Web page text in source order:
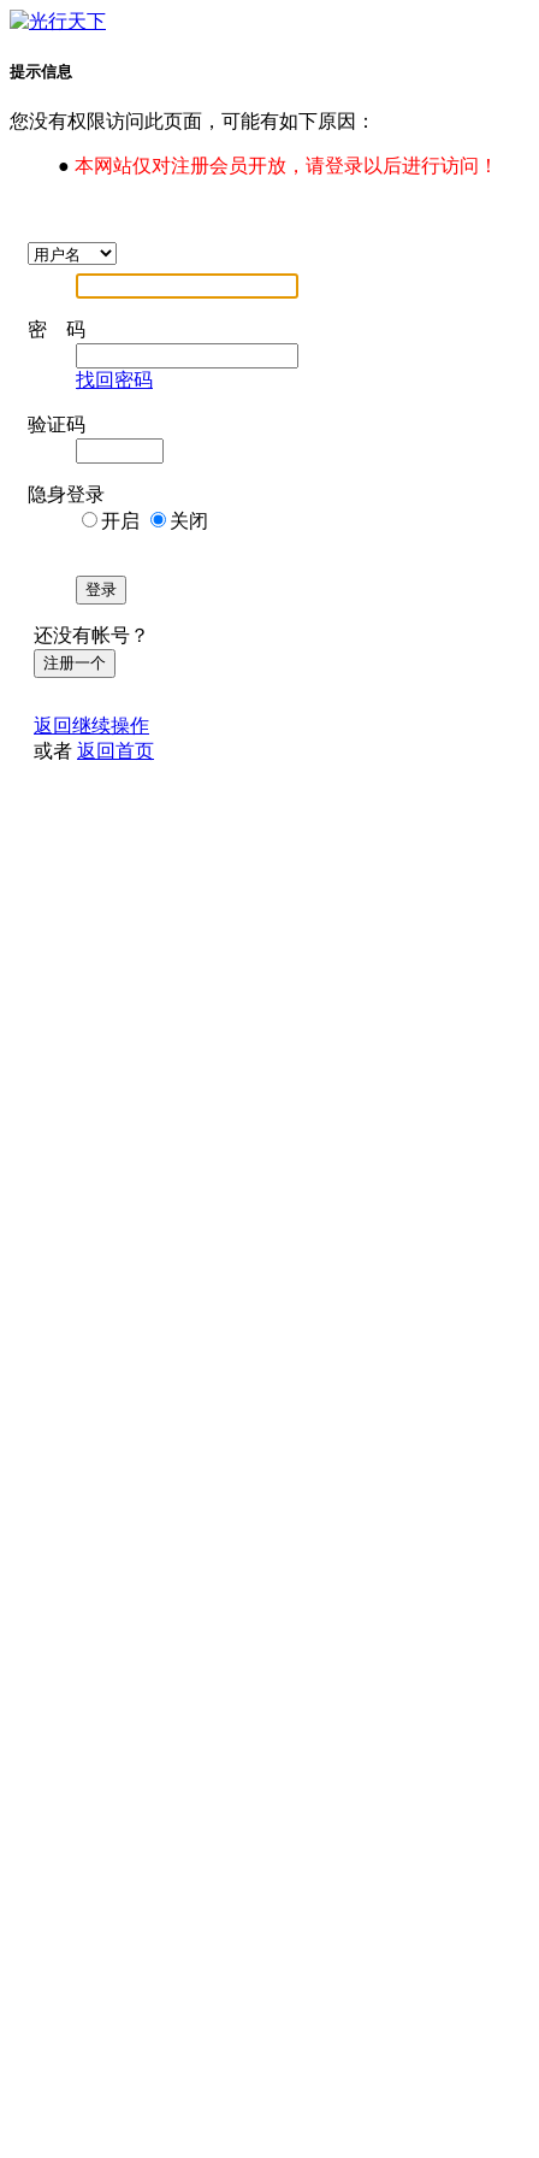
提示信息
您没有权限访问此页面，可能有如下原因：
● 本网站仅对注册会员开放，请登录以后进行访问！
密 码
找回密码
验证码
隐身登录
开启
关闭
登录
还没有帐号？
注册一个
返回继续操作
或者 返回首页